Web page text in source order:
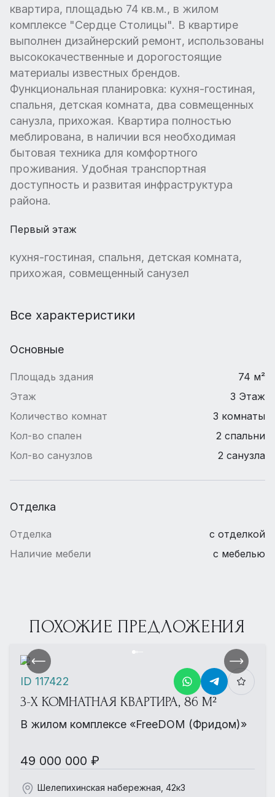
квартира, площадью 74 кв.м., в жилом
комплексе "Сердце Столицы". В квартире
выполнен дизайнерский ремонт, использованы
высококачественные и дорогостоящие
материалы известных брендов.
Функциональная планировка: кухня-гостиная,
спальня, детская комната, два совмещенных
санузла, прихожая. Квартира полностью
меблирована, в наличии вся необходимая
бытовая техника для комфортного
проживания. Удобная транспортная
доступность и развитая инфраструктура
района.
Первый этаж
кухня-гостиная, спальня, детская комната,
прихожая, совмещенный санузел
Все характеристики
Основные
Площадь здания
74 м²
Этаж
3 Этаж
Количество комнат
3 комнаты
Кол-во спален
2 спальни
Кол-во санузлов
2 санузла
Отделка
Отделка
с отделкой
Наличие мебели
с мебелью
ПОХОЖИЕ ПРЕДЛОЖЕНИЯ
3-Х КОМНАТНАЯ КВАРТИРА, 86 М²
В жилом комплексе «FreeDOM (Фридом)»
49 000 000 ₽
Шелепихинская набережная, 42к3
ID 117422